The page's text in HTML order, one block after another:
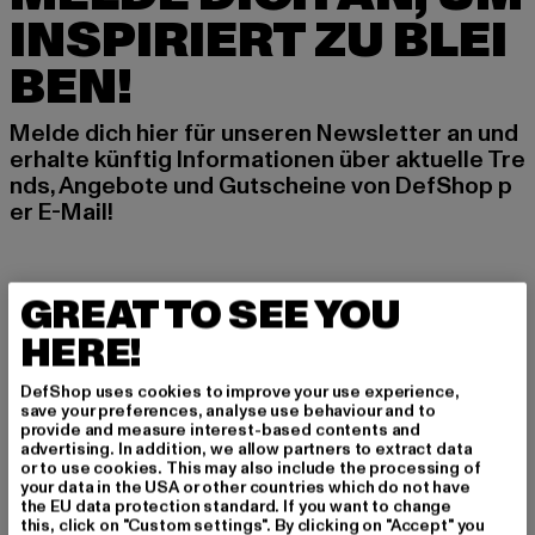
INSPIRIERT ZU BLEI
BEN!
Melde dich hier für unseren Newsletter an und
erhalte künftig Informationen über aktuelle Tre
nds, Angebote und Gutscheine von DefShop p
er E-Mail!
An welchen Produkten bist du interessiert?
MÄNNER
FRAUEN
E-MAIL
ANMELDEN
GREAT TO SEE YOU
HERE!
DefShop uses cookies to improve your use experience,
save your preferences, analyse use behaviour and to
provide and measure interest-based contents and
advertising. In addition, we allow partners to extract data
or to use cookies. This may also include the processing of
your data in the USA or other countries which do not have
the EU data protection standard. If you want to change
this, click on "Custom settings". By clicking on "Accept" you